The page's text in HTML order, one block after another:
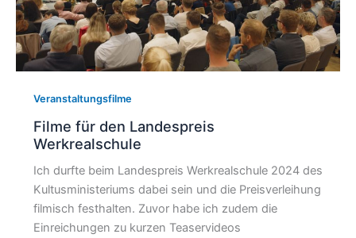
Veranstaltungsfilme
Filme für den Landespreis
Werkrealschule
Ich durfte beim Landespreis Werkrealschule 2024 des
Kultusministeriums dabei sein und die Preisverleihung
filmisch festhalten. Zuvor habe ich zudem die
Einreichungen zu kurzen Teaservideos